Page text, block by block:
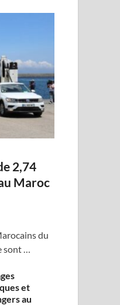
2,74
Maroc
du
…
et
au